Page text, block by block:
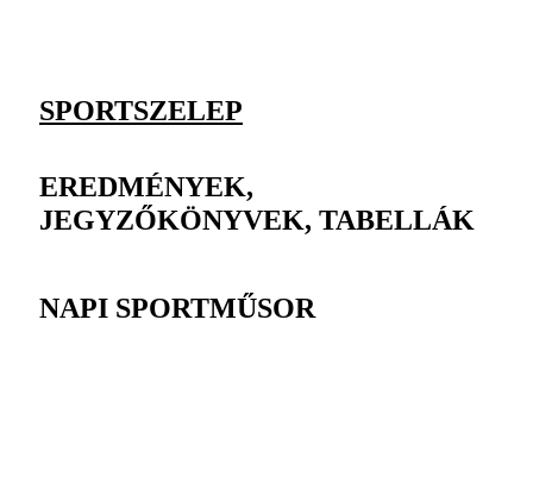
SPORTSZELEP
EREDMÉNYEK,
JEGYZŐKÖNYVEK, TABELLÁK
NAPI SPORTMŰSOR